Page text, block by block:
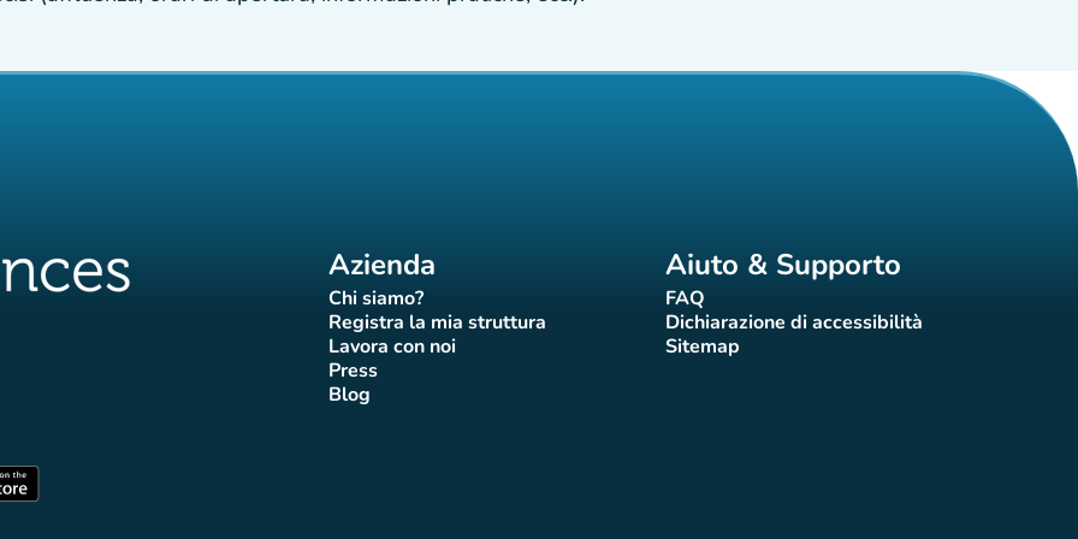
scheda)
Azienda
Chi siamo?(nuova scheda)
Registra la mia struttura
(nuova scheda)
Lavora con noi
(nuova scheda)
Press(nuova scheda)
Blog(nuova scheda)
Aiuto & Supporto
FAQ(nuova scheda)
Dichiarazione di accessibilità
(nuova scheda)
Sitemap(nuova scheda)